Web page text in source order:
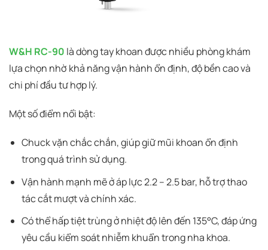
W&H RC-90 là dòng tay khoan được nhiều phòng khám
lựa chọn nhờ khả năng vận hành ổn định, độ bền cao và
chi phí đầu tư hợp lý.
Một số điểm nổi bật:
Chuck vặn chắc chắn, giúp giữ mũi khoan ổn định
trong quá trình sử dụng.
Vận hành mạnh mẽ ở áp lực 2.2 – 2.5 bar, hỗ trợ thao
tác cắt mượt và chính xác.
Có thể hấp tiệt trùng ở nhiệt độ lên đến 135°C, đáp ứng
yêu cầu kiểm soát nhiễm khuẩn trong nha khoa.